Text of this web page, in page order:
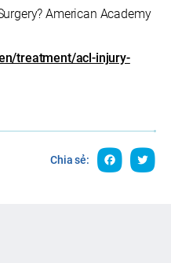
American Academy
treatment/acl-injury-
Chia sẻ: